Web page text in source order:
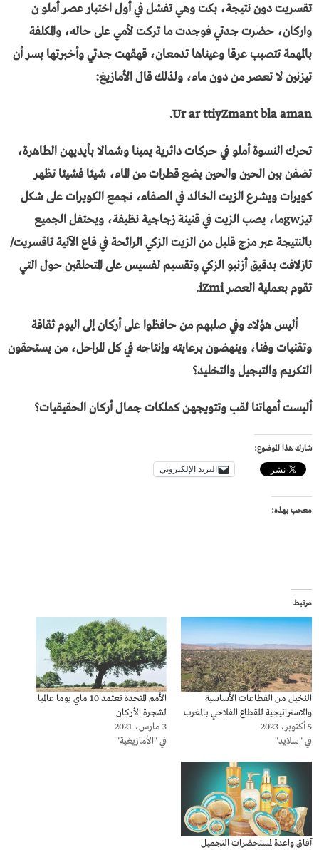
تقسريت دون نتيجة، بكت وهي تفشل في أول اختبار عصر أملو ن
واركان، حضرت جدتي فوجدت ما تركت لأمي على حاله، والمكلفة
بالمهمة تتصبب عرقا وعيناها تدمعان، قهقهت جدتي وأخبرتها بسر أن
تيزنين لا تعصر من دون ماء، ولذلك قال الأمازيغ:
Ur ar ttiyZmant bla aman.
تحرك النسوة أملو في حركات دائرية يمينا وشمالا بأيديهن الطاهرة،
تضفن بين الحين والحين بضع قطرات من الماء، شيئا فشيئا تظهر
كويرات ويشرع الزيت الخالد في الصفاء، تجمع الكويرات على شكل
تيزgwما، يصب الزيت في قنينة زجاجية نظيفة، ويحتفل الجميع
بالنتيجة عبر مزج قليل من الزيت الزكي الرائحة في قاع الآنية تاقسريت/
تازلافت بدقيق أزنبو الزكي وتقسيم لفسيس على المتحلقين حول التي
تقوم بعملية العصر iZmi.
أليس هؤلاء وفي صلبهم من حافظوا على أركان إلى اليوم ثقافة
وتقنيات وفنا، وينهضون برعايته وإنتاجه في كل المراحل، من يستحقون
التكريم والتبجيل والتخليد؟
أليست أمهاتنا لقب وتتويجهن كملكات جمال أركان الحقيقيات؟
شارك هذا الموضوع:
البريد الإلكتروني
معجب بهذه:
مرتبط
النخيل من القطاعات الأساسية
والاستراتيجية للقطاع الفلاحي بالمغرب
5 أكتوبر، 2023
في "سلايد"
الأمم المتحدة تعتمد 10 ماي يوما عالميا
لشجرة الأركان
3 مارس، 2021
في "الأمازيغية"
آفاق واعدة لمستحضرات التجميل